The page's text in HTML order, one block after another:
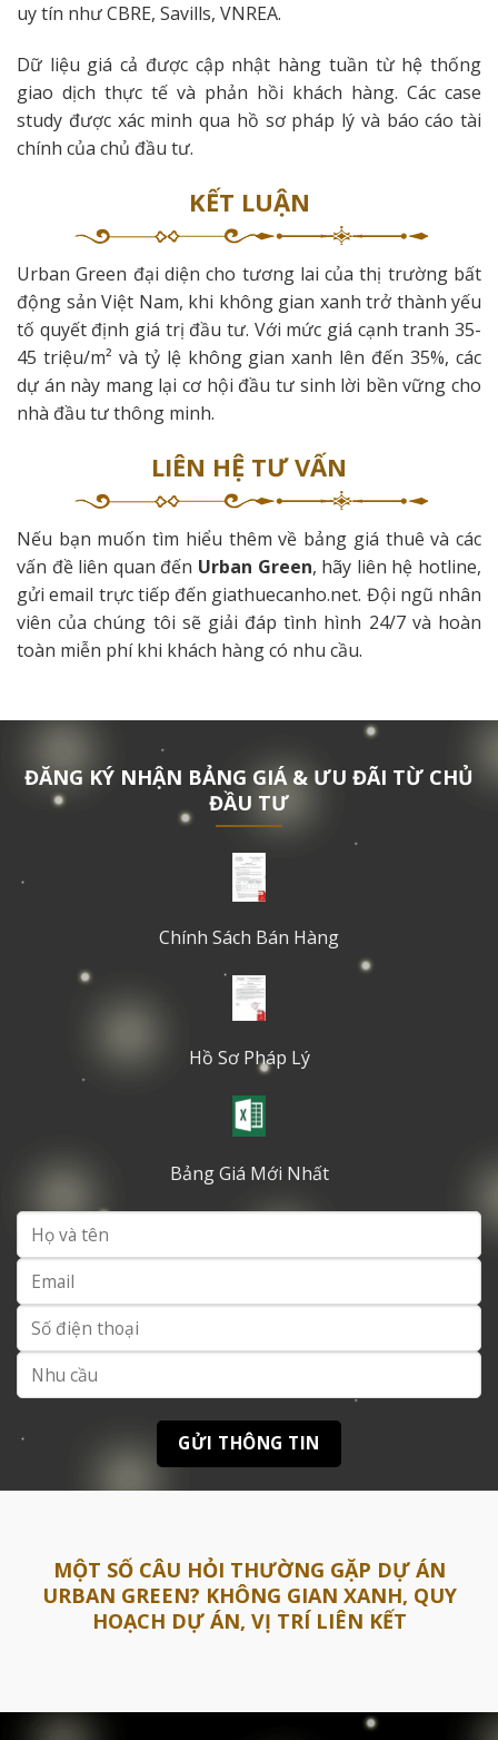
uy tín như CBRE, Savills, VNREA.
Dữ liệu giá cả được cập nhật hàng tuần từ hệ thống
giao dịch thực tế và phản hồi khách hàng. Các case
study được xác minh qua hồ sơ pháp lý và báo cáo tài
chính của chủ đầu tư.
KẾT LUẬN
Urban Green đại diện cho tương lai của thị trường bất
động sản Việt Nam, khi không gian xanh trở thành yếu
tố quyết định giá trị đầu tư. Với mức giá cạnh tranh 35-
45 triệu/m² và tỷ lệ không gian xanh lên đến 35%, các
dự án này mang lại cơ hội đầu tư sinh lời bền vững cho
nhà đầu tư thông minh.
LIÊN HỆ TƯ VẤN
Nếu bạn muốn tìm hiểu thêm về bảng giá thuê và các
vấn đề liên quan đến Urban Green, hãy liên hệ hotline,
gửi email trực tiếp đến giathuecanho.net. Đội ngũ nhân
viên của chúng tôi sẽ giải đáp tình hình 24/7 và hoàn
toàn miễn phí khi khách hàng có nhu cầu.
ĐĂNG KÝ NHẬN BẢNG GIÁ & ƯU ĐÃI TỪ CHỦ
ĐẦU TƯ
Chính Sách Bán Hàng
Hồ Sơ Pháp Lý
Bảng Giá Mới Nhất
MỘT SỐ CÂU HỎI THƯỜNG GẶP DỰ ÁN
URBAN GREEN? KHÔNG GIAN XANH, QUY
HOẠCH DỰ ÁN, VỊ TRÍ LIÊN KẾT